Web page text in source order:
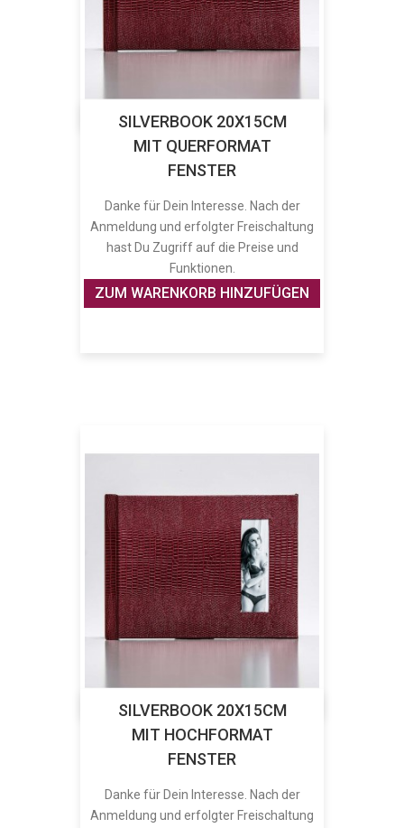
SILVERBOOK 20X15CM
MIT QUERFORMAT
FENSTER
Danke für Dein Interesse. Nach der
Anmeldung und erfolgter Freischaltung
hast Du Zugriff auf die Preise und
Funktionen.
ZUM WARENKORB HINZUFÜGEN
SILVERBOOK 20X15CM
MIT HOCHFORMAT
FENSTER
Danke für Dein Interesse. Nach der
Anmeldung und erfolgter Freischaltung